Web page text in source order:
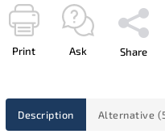
Print Ask Share
Description Alternative